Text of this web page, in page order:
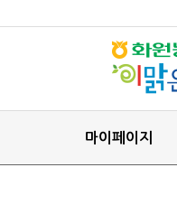
마이페이지